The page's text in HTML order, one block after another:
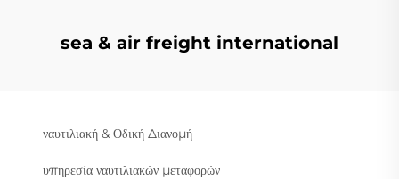
sea & air freight international
ναυτιλιακή & Οδική Διανομή
υπηρεσία ναυτιλιακών μεταφορών